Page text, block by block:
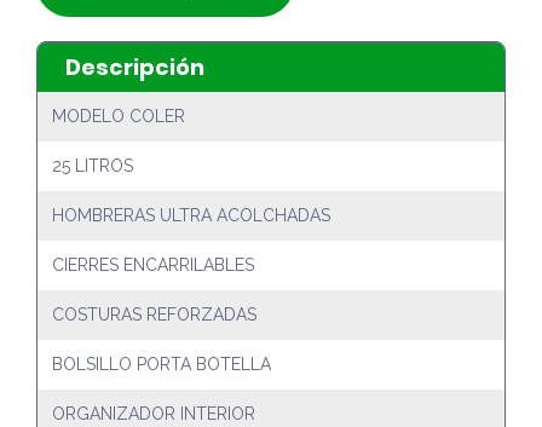
Descripción
MODELO COLER
25 LITROS
HOMBRERAS ULTRA ACOLCHADAS
CIERRES ENCARRILABLES
COSTURAS REFORZADAS
BOLSILLO PORTA BOTELLA
ORGANIZADOR INTERIOR